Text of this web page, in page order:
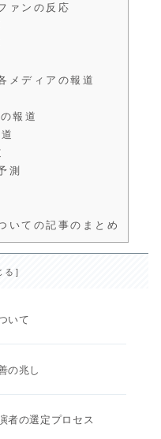
ァンの反応
メディアの報道
報道
測
いての記事のまとめ
いて
の兆し
者の選定プロセス